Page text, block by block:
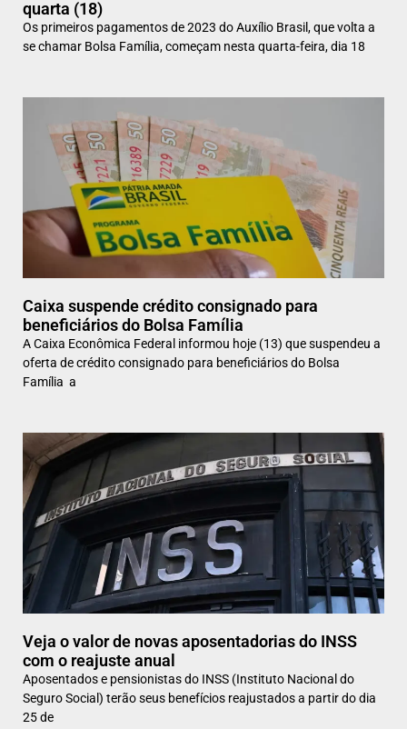
quarta (18)
Os primeiros pagamentos de 2023 do Auxílio Brasil, que volta a
se chamar Bolsa Família, começam nesta quarta-feira, dia 18
Caixa suspende crédito consignado para
beneficiários do Bolsa Família
A Caixa Econômica Federal informou hoje (13) que suspendeu a
oferta de crédito consignado para beneficiários do Bolsa
Família a
Veja o valor de novas aposentadorias do INSS
com o reajuste anual
Aposentados e pensionistas do INSS (Instituto Nacional do
Seguro Social) terão seus benefícios reajustados a partir do dia
25 de